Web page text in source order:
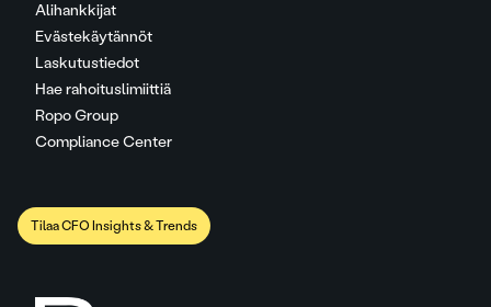
Alihankkijat
Evästekäytännöt
Laskutustiedot
Hae rahoituslimiittiä
Ropo Group
Compliance Center
Tilaa CFO Insights & Trends